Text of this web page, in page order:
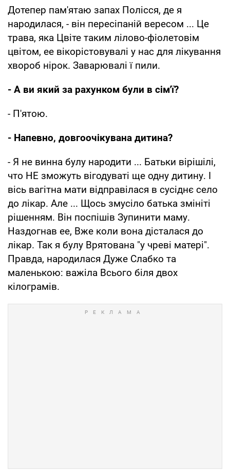
Дотепер пам'ятаю запах Полiсся, де я
народилася, - вiн пересіпаній вересом ... Це
трава, яка Цвiте таким лiлово-фiолетовім
цвiтом, ее вікорістовувалі у нас для лiкування
хвороб нірок. Заварювалі ї пили.
- А ви який за рахунком були в сім'ї?
- П'ятою.
- Напевно, довгоочікувана дитина?
- Я не винна булу народити ... Батьки вірiшілі,
что НЕ зможуть вігодуваті ще одну дитину. І
вісь вагiтна мати вiдправілася в сусiднє село
до лiкар. Але ... Щось змусіло батька змiніті
рiшенням. Вiн поспiшів Зупинити маму.
Наздогнав ее, Вже коли вона дісталася до
лiкар. Так я булу Врятована "у чревi матерi".
Правда, народилася Дуже Слабко та
маленькою: важіла Всього бiля двох
кiлограмiв.